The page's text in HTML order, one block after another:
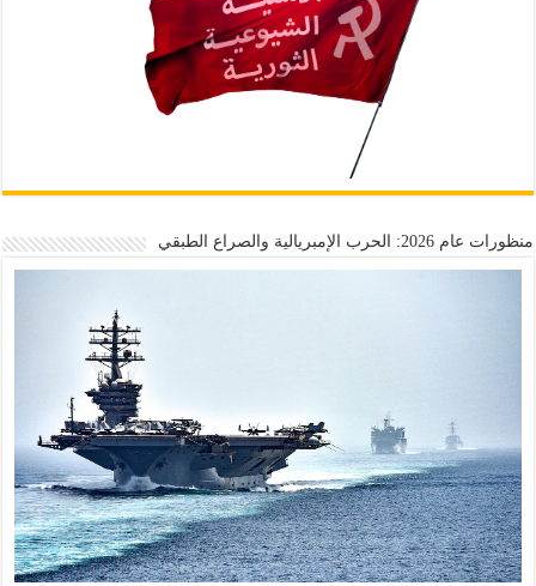
منظورات عام 2026: الحرب الإمبريالية والصراع الطبقي